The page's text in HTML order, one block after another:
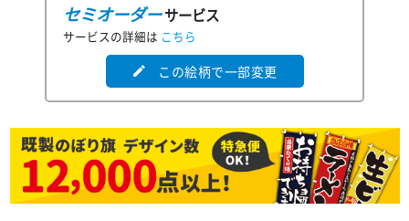
セミオーダーサービス
サービスの詳細は こちら
edit この絵柄で一部変更